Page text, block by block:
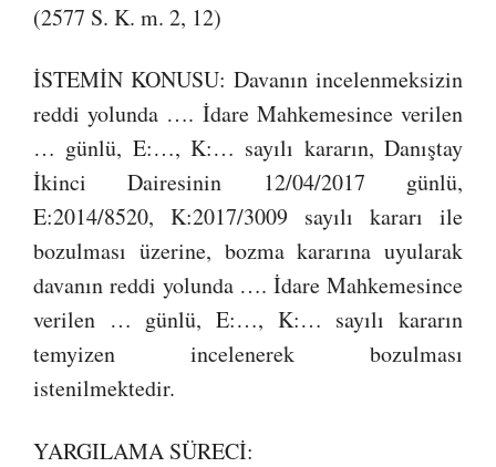
(2577 S. K. m. 2, 12)
İSTEMİN KONUSU: Davanın incelenmeksizin
reddi yolunda …. İdare Mahkemesince verilen
… günlü, E:…, K:… sayılı kararın, Danıştay
İkinci Dairesinin 12/04/2017 günlü,
E:2014/8520, K:2017/3009 sayılı kararı ile
bozulması üzerine, bozma kararına uyularak
davanın reddi yolunda …. İdare Mahkemesince
verilen … günlü, E:…, K:… sayılı kararın
temyizen incelenerek bozulması
istenilmektedir.
YARGILAMA SÜRECİ: